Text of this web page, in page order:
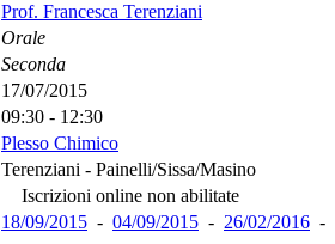
Prof. Francesca Terenziani
Orale
Seconda
17/07/2015
09:30 - 12:30
Plesso Chimico
Terenziani - Painelli/Sissa/Masino
Iscrizioni online non abilitate
18/09/2015 - 04/09/2015 - 26/02/2016 -